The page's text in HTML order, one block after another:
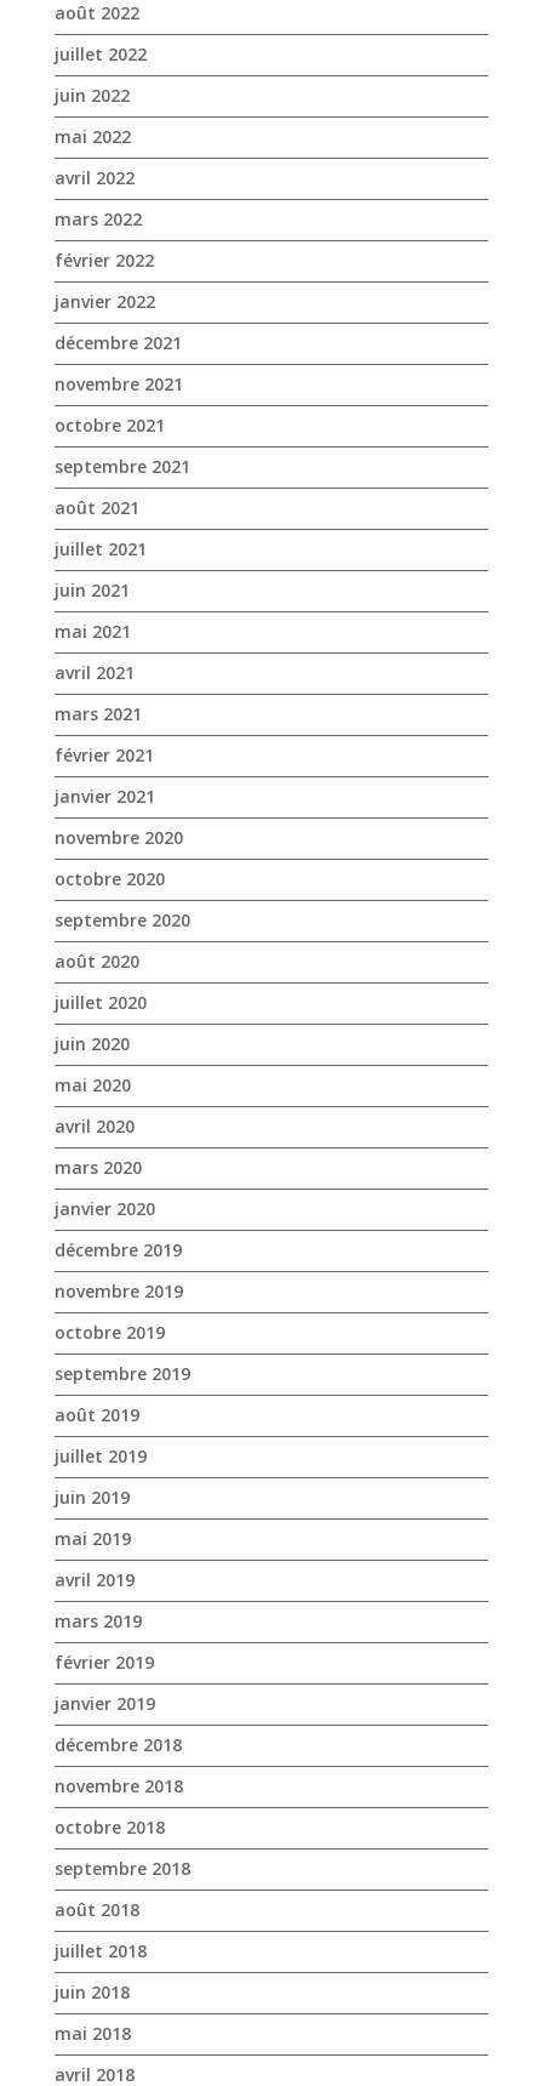
août 2022
juillet 2022
juin 2022
mai 2022
avril 2022
mars 2022
février 2022
janvier 2022
décembre 2021
novembre 2021
octobre 2021
septembre 2021
août 2021
juillet 2021
juin 2021
mai 2021
avril 2021
mars 2021
février 2021
janvier 2021
novembre 2020
octobre 2020
septembre 2020
août 2020
juillet 2020
juin 2020
mai 2020
avril 2020
mars 2020
janvier 2020
décembre 2019
novembre 2019
octobre 2019
septembre 2019
août 2019
juillet 2019
juin 2019
mai 2019
avril 2019
mars 2019
février 2019
janvier 2019
décembre 2018
novembre 2018
octobre 2018
septembre 2018
août 2018
juillet 2018
juin 2018
mai 2018
avril 2018